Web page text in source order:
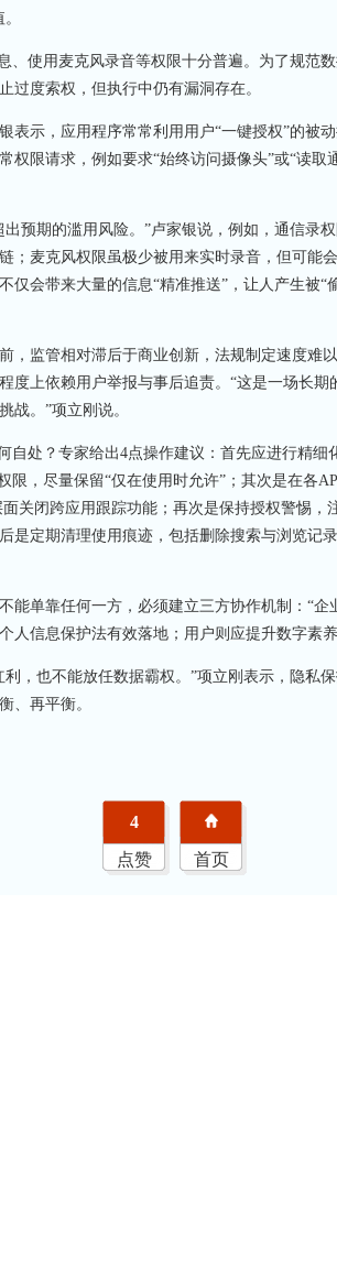
、使用麦克风录音等权限十分普遍。为了规范
过度索权，但执行中仍有漏洞存在。
表示，应用程序常常利用用户“一键授权”的被
权限请求，例如要求“始终访问摄像头”或“读取
预期的滥用风险。”卢家银说，例如，通信录
；麦克风权限虽极少被用来实时录音，但可能
仅会带来大量的信息“精准推送”，让人产生被“
，监管相对滞后于商业创新，法规制定速度难
度上依赖用户举报与事后追责。“这是一场长期
战。”项立刚说。
自处？专家给出4点操作建议：首先应进行精
限，尽量保留“仅在使用时允许”；其次是在各
关闭跨应用跟踪功能；再次是保持授权警惕
是定期清理使用痕迹，包括删除搜索与浏览记
能单靠任何一方，必须建立三方协作机制：“
人信息保护法有效落地；用户则应提升数字素
，也不能放任数据霸权。”项立刚表示，隐私
、再平衡。
4
点赞
首页